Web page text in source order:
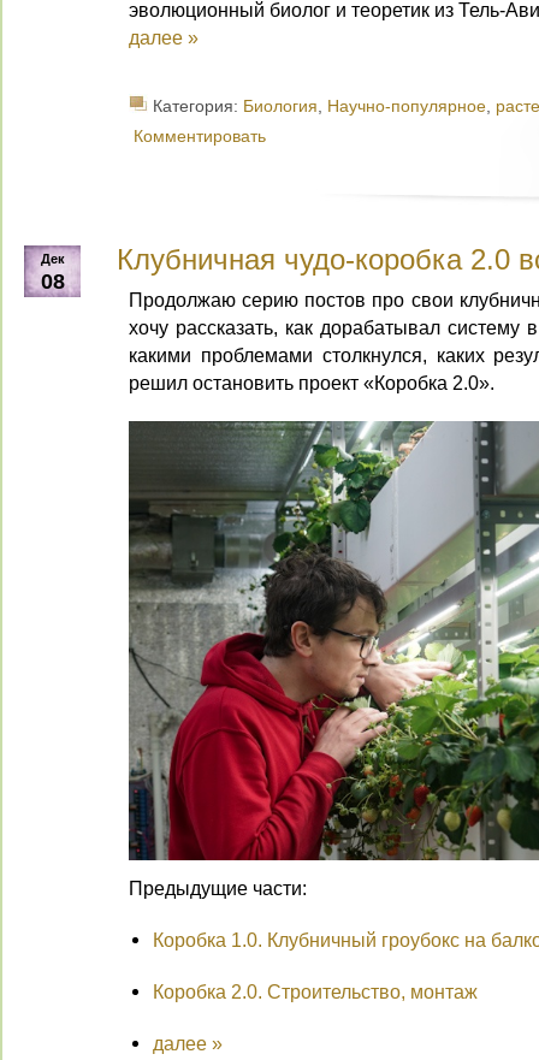
эволюционный биолог и теоретик из Тель-
далее »
Категория: Биология, Научно-популярное,
Комментировать
Дек
08
Клубничная чудо-коробка 2.0
Продолжаю серию постов про свои
хочу рассказать, как дорабатывал систему
какими проблемами столкнулся, каких
решил остановить проект «Коробка 2.0».
Предыдущие части:
Коробка 1.0. Клубничный гроубокс на
Коробка 2.0. Строительство, монтаж
далее »